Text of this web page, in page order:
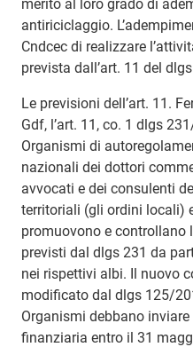
merito al loro grado di
antiriciclaggio.
Cndcec di realizzare
prevista dall’art. 11 del
Le previsioni dell’art. 11.
Gdf, l’art. 11, co. 1 dlgs
Organismi di
nazionali dei dottori
avvocati e dei consulenti
territoriali (gli ordini locali)
promuovono e controllano
previsti dal dlgs 231 da
nei rispettivi albi. Il nuovo
modificato dal dlgs 125/
Organismi debbano
finanziaria entro il 31